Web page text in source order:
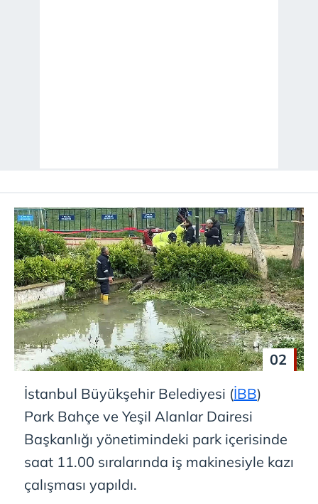
02
İstanbul Büyükşehir Belediyesi (İBB)
Park Bahçe ve Yeşil Alanlar Dairesi
Başkanlığı yönetimindeki park içerisinde
saat 11.00 sıralarında iş makinesiyle kazı
çalışması yapıldı.